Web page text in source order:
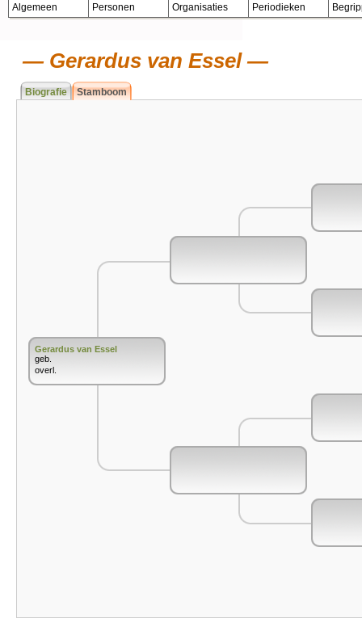
Algemeen Personen Organisaties Periodieken
Gerardus van Essel
Biografie Stamboom
Gerardus van Essel
geb.
overl.